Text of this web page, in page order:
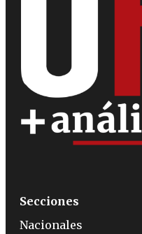
Secciones
Nacionales